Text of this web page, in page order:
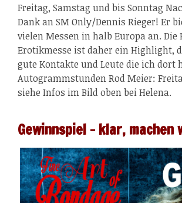
Freitag, Samstag und bis Sonntag
Dank an SM Only/Dennis Rieger! Er
vielen Messen in halb Europa an.
Erotikmesse ist daher ein Highlight,
gute Kontakte und Leute die ich
Autogrammstunden Rod Meier:
siehe Infos im Bild oben bei Helena.
Gewinnspiel – klar, machen